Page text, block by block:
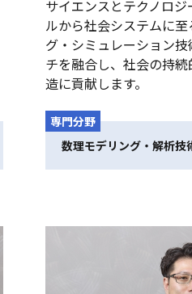
サイエンスとテクノロ
ルから社会システムに
グ・シミュレーション
チを融合し、社会の持
造に貢献します。
専門分野
数理モデリング・解析技